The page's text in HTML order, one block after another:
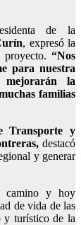
de la
, expresó la
“Nos
para nuestra
la
familias
Transporte y
destacó
y generar
camino y hoy
de vida de las
y turístico de la